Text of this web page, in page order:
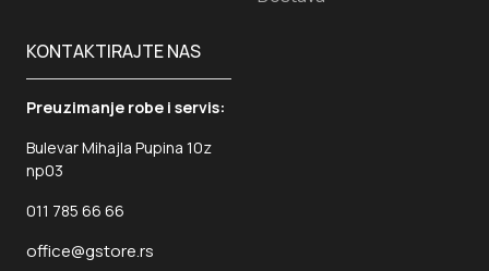
KONTAKTIRAJTE NAS
Preuzimanje robe i servis:
Bulevar Mihajla Pupina 10z
np03
011 785 66 66
office@gstore.rs